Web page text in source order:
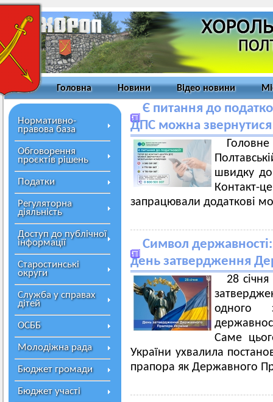
Головна Новини Відео новини
Нормативно-
правова база
Обговорення
проєктів рішень
Податки
Регуляторна
діяльність
Доступ до публічної
інформації
Старостинські
округи
Служба у справах
дітей
ОСББ
Молодіжна рада
Бюджет громади
Бюджет участі
Є питання до
ДПС можна
швидку
Контакт-
запрацювали додаткові
Символ
день затвердження
28
одного
Саме
України ухвалила
прапора як Державного